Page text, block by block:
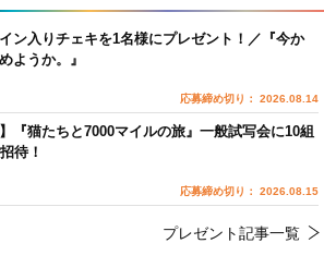
ン入りチェキを1名様にプレゼント！／『今か
ようか。』
応募締め切り： 2026.08.14
】『猫たちと7000マイルの旅』一般試写会に10組
待！
応募締め切り： 2026.08.15
プレゼント記事一覧